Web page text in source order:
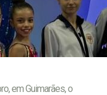
em Guimarães, o